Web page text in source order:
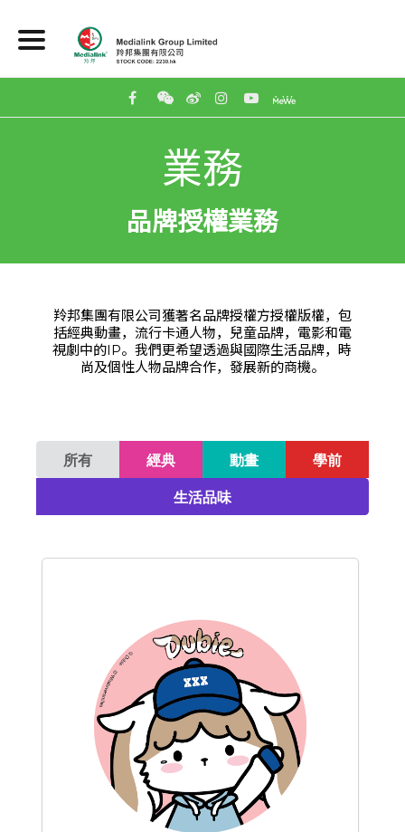
業務
品牌授權業務
羚邦集團有限公司獲著名品牌授權方授權版權，包
括經典動畫，流行卡通人物，兒童品牌，電影和電
視劇中的IP。我們更希望透過與國際生活品牌，時
尚及個性人物品牌合作，發展新的商機。
所有 經典 動畫 學前
生活品味